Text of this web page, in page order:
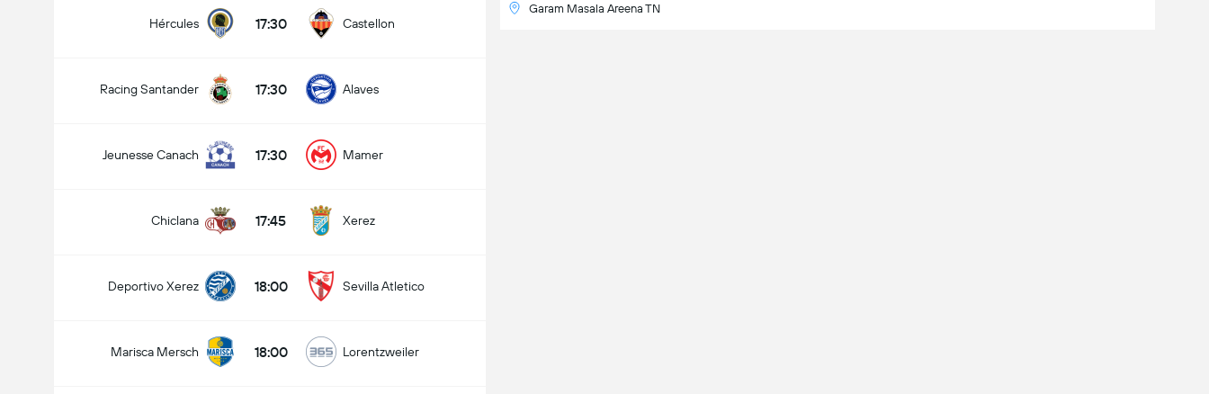
Hércules 17:30 Castellon
Racing Santander 17:30 Alaves
Jeunesse Canach 17:30 Mamer
Chiclana 17:45 Xerez
Deportivo Xerez 18:00 Sevilla Atletico
Marisca Mersch 18:00 Lorentzweiler
Garam Masala Areena TN